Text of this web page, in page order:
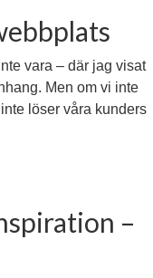
vara – där jag visat
Men om vi inte
löser våra kunders
–